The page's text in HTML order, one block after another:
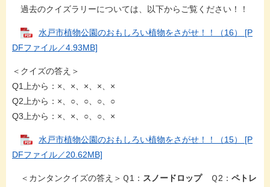
過去のクイズラリーについては、以下からご覧ください！！
水戸市植物公園のおもしろい植物をさがせ！！（16） [P
DFファイル／4.93MB]
＜クイズの答え＞
Q1上から：×、×、×、×、×
Q2上から：×、○、○、○、○
Q3上から：×、×、○、○、×
水戸市植物公園のおもしろい植物をさがせ！！（15） [P
DFファイル／20.62MB]
＜カンタンクイズの答え＞Ｑ1： スノードロップＱ2： ペトレ